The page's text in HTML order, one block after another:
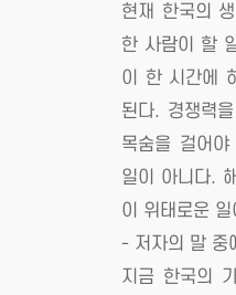
현재 한국의
한 사람이 할
이 한 시간에
된다. 경쟁력
목숨을 걸어
일이 아니다.
이 위태로운 일
- 저자의 말 중
지금 한국의